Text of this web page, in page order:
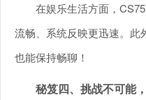
在娱乐生活方面，
流畅、系统反映更迅速。此
也能保持畅聊！
秘笈四、挑战不可能